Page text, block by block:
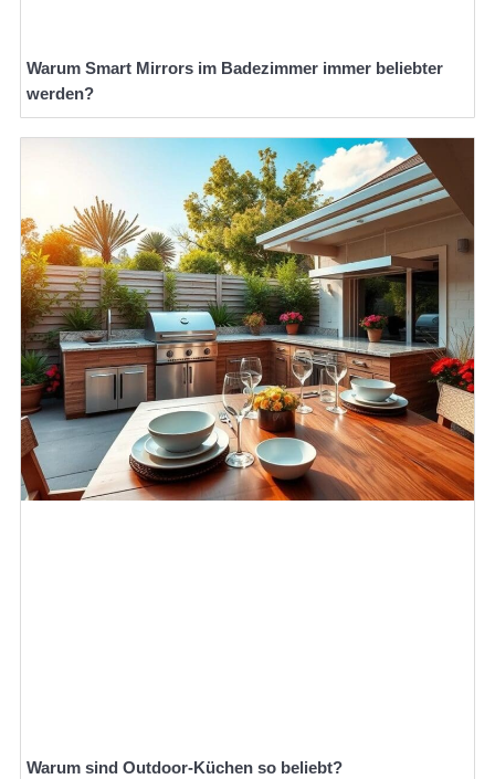
Warum Smart Mirrors im Badezimmer immer beliebter
werden?
Warum sind Outdoor-Küchen so beliebt?